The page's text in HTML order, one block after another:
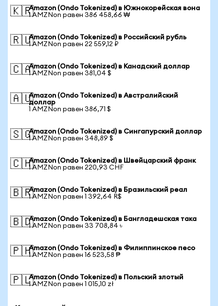
🇰🇷Amazon (Ondo Tokenized) в Южнокорейская вона
1 AMZNon равен 386 458,66 ₩
🇷🇺Amazon (Ondo Tokenized) в Российский рубль
1 AMZNon равен 22 559,12 ₽
🇨🇦Amazon (Ondo Tokenized) в Канадский доллар
1 AMZNon равен 381,04 $
🇦🇺Amazon (Ondo Tokenized) в Австралийский
доллар
1 AMZNon равен 386,71 $
🇸🇬Amazon (Ondo Tokenized) в Сингапурский доллар
1 AMZNon равен 348,89 $
🇨🇭Amazon (Ondo Tokenized) в Швейцарский франк
1 AMZNon равен 220,93 CHF
🇧🇷Amazon (Ondo Tokenized) в Бразильский реал
1 AMZNon равен 1 392,64 R$
🇧🇩Amazon (Ondo Tokenized) в Бангладешская така
1 AMZNon равен 33 708,84 ৳
🇵🇭Amazon (Ondo Tokenized) в Филиппинское песо
1 AMZNon равен 16 523,58 ₱
🇵🇱Amazon (Ondo Tokenized) в Польский злотый
1 AMZNon равен 1 015,10 zł